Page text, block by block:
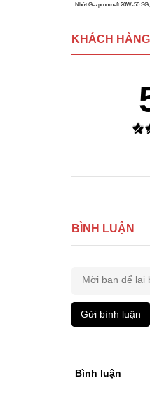
Nhớt Gazpromneft 20W-50
KHÁCH
BÌNH LUẬN
Gửi bình luận
Bình luận